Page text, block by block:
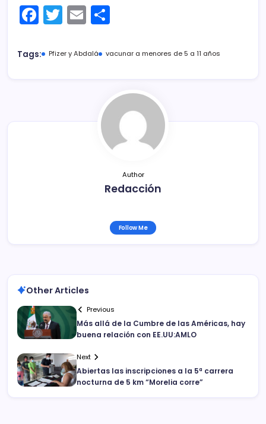
F
a
c
T
w
itt
E
m
ai m
ar
tir
Tags: Pfizer y Abdalá vacunar a menores de 5 a 11 años
Author
Redacción
Follow Me
Other Articles
Previous
Más allá de la Cumbre de las Américas, hay
buena relación con EE.UU:AMLO
Next
Abiertas las inscripciones a la 5ª carrera
nocturna de 5 km “Morelia corre”